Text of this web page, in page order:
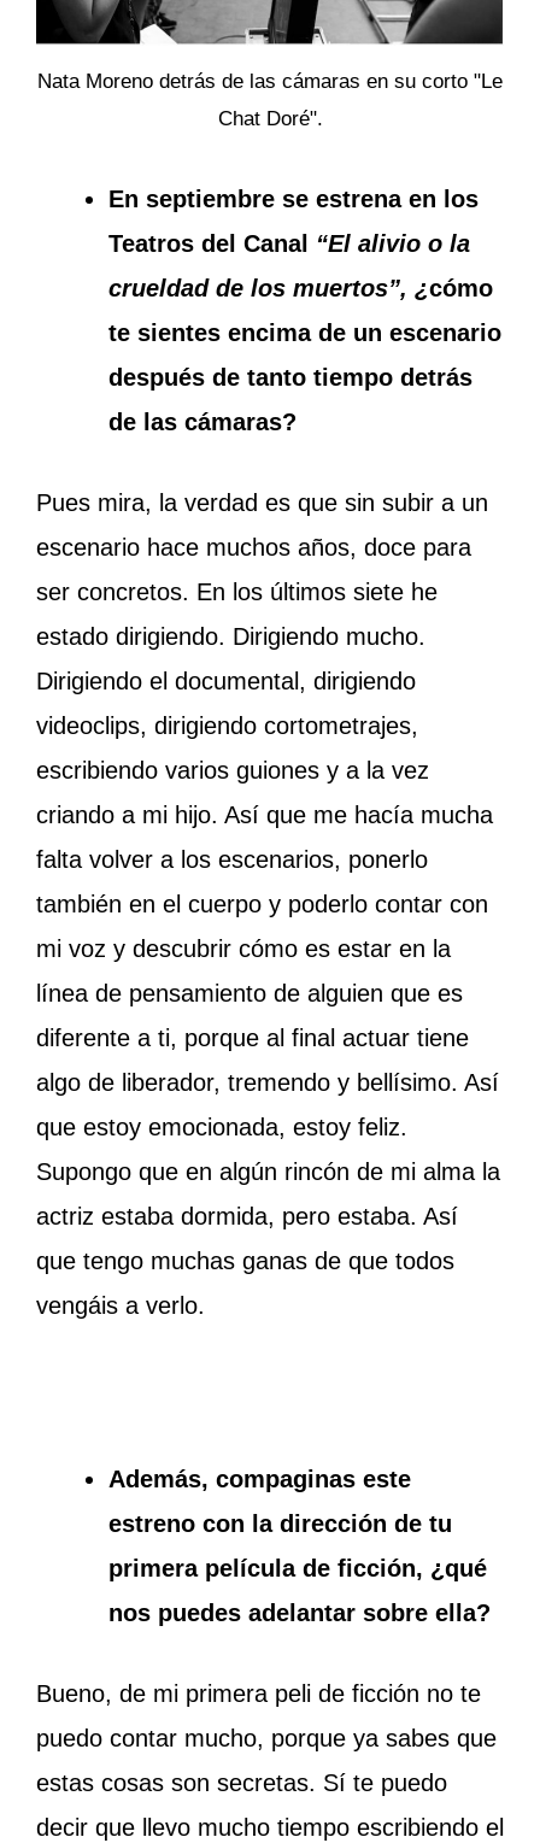
Nata Moreno detrás de las cámaras en su corto "Le
Chat Doré".
En septiembre se estrena en los
Teatros del Canal “El alivio o la
crueldad de los muertos”, ¿cómo
te sientes encima de un escenario
después de tanto tiempo detrás
de las cámaras?
Pues mira, la verdad es que sin subir a un
escenario hace muchos años, doce para
ser concretos. En los últimos siete he
estado dirigiendo. Dirigiendo mucho.
Dirigiendo el documental, dirigiendo
videoclips, dirigiendo cortometrajes,
escribiendo varios guiones y a la vez
criando a mi hijo. Así que me hacía mucha
falta volver a los escenarios, ponerlo
también en el cuerpo y poderlo contar con
mi voz y descubrir cómo es estar en la
línea de pensamiento de alguien que es
diferente a ti, porque al final actuar tiene
algo de liberador, tremendo y bellísimo. Así
que estoy emocionada, estoy feliz.
Supongo que en algún rincón de mi alma la
actriz estaba dormida, pero estaba. Así
que tengo muchas ganas de que todos
vengáis a verlo.
Además, compaginas este
estreno con la dirección de tu
primera película de ficción, ¿qué
nos puedes adelantar sobre ella?
Bueno, de mi primera peli de ficción no te
puedo contar mucho, porque ya sabes que
estas cosas son secretas. Sí te puedo
decir que llevo mucho tiempo escribiendo el